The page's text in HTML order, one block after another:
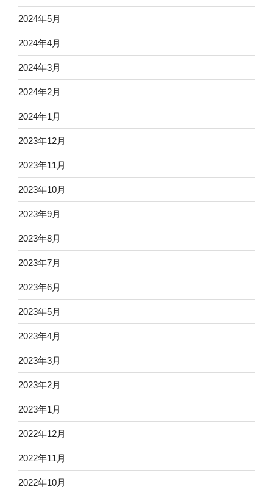
2024年5月
2024年4月
2024年3月
2024年2月
2024年1月
2023年12月
2023年11月
2023年10月
2023年9月
2023年8月
2023年7月
2023年6月
2023年5月
2023年4月
2023年3月
2023年2月
2023年1月
2022年12月
2022年11月
2022年10月